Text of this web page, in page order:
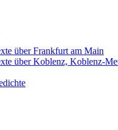
über Frankfurt am Main
über Koblenz, Koblenz-